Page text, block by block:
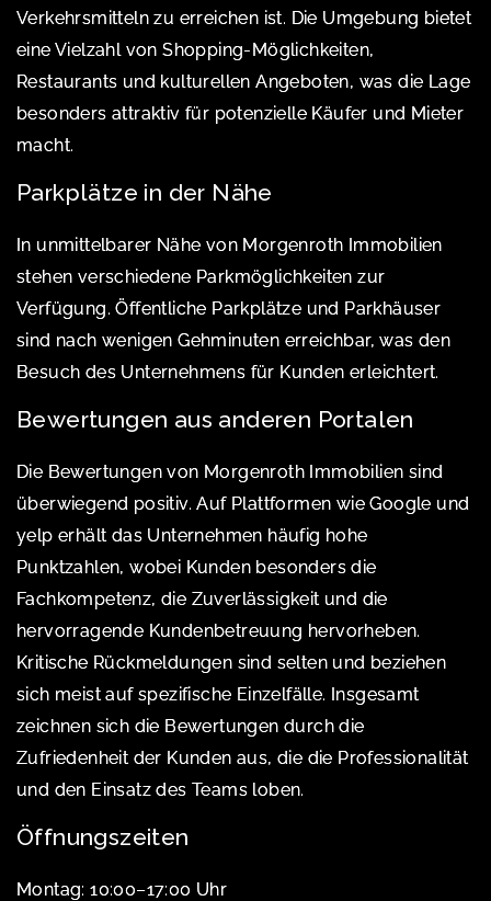
Verkehrsmitteln zu erreichen ist. Die Umgebung bietet
eine Vielzahl von Shopping-Möglichkeiten,
Restaurants und kulturellen Angeboten, was die Lage
besonders attraktiv für potenzielle Käufer und Mieter
macht.
Parkplätze in der Nähe
In unmittelbarer Nähe von Morgenroth Immobilien
stehen verschiedene Parkmöglichkeiten zur
Verfügung. Öffentliche Parkplätze und Parkhäuser
sind nach wenigen Gehminuten erreichbar, was den
Besuch des Unternehmens für Kunden erleichtert.
Bewertungen aus anderen Portalen
Die Bewertungen von Morgenroth Immobilien sind
überwiegend positiv. Auf Plattformen wie Google und
yelp erhält das Unternehmen häufig hohe
Punktzahlen, wobei Kunden besonders die
Fachkompetenz, die Zuverlässigkeit und die
hervorragende Kundenbetreuung hervorheben.
Kritische Rückmeldungen sind selten und beziehen
sich meist auf spezifische Einzelfälle. Insgesamt
zeichnen sich die Bewertungen durch die
Zufriedenheit der Kunden aus, die die Professionalität
und den Einsatz des Teams loben.
Öffnungszeiten
Montag: 10:00–17:00 Uhr